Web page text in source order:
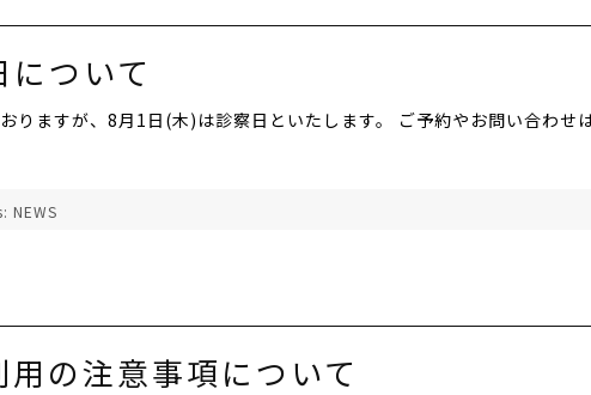
ついて
りますが、8月1日(木)は診察日といたします。 ご予約やお問い合わせ
NEWS
の注意事項について